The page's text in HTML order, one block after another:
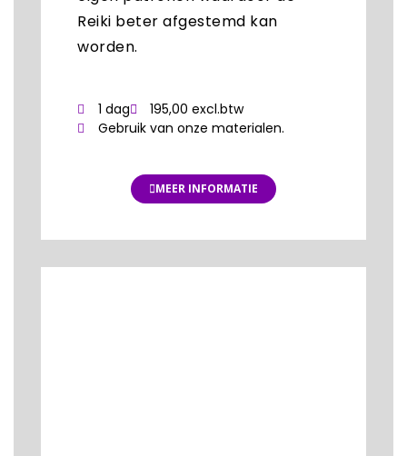
Reiki beter afgestemd kan
worden.
1 dag
195,00 excl.btw
Gebruik van onze materialen.
MEER INFORMATIE